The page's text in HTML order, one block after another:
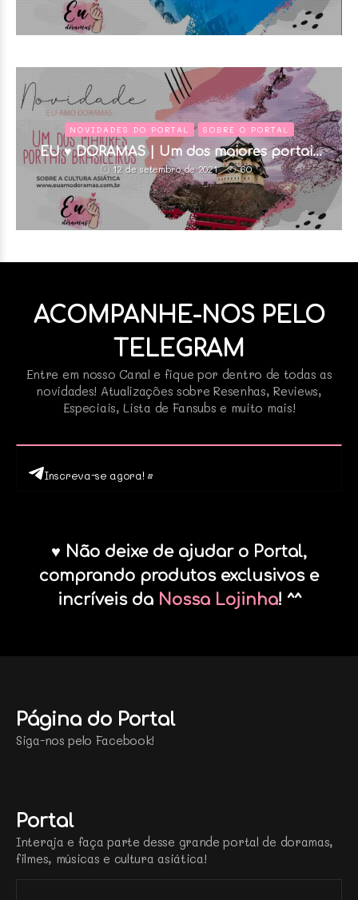
NOVIDADES DO PORTAL SOBRE O PORTAL
EU ♥ DORAMAS | Um dos maiores portais
sobre Doramas e Cultura Asiática do Brasil.
12 de setembro de 2021 60
ACOMPANHE-NOS PELO
TELEGRAM
Entre em nosso Canal e fique por dentro de todas as
novidades! Atualizações sobre Resenhas, Reviews,
Especiais, Lista de Fansubs e muito mais!
Inscreva-se agora! •
♥ Não deixe de ajudar o Portal,
comprando produtos exclusivos e
incríveis da Nossa Lojinha! ^^
Página do Portal
Siga-nos pelo Facebook!
Portal
Interaja e faça parte desse grande portal de doramas,
filmes, músicas e cultura asiática!